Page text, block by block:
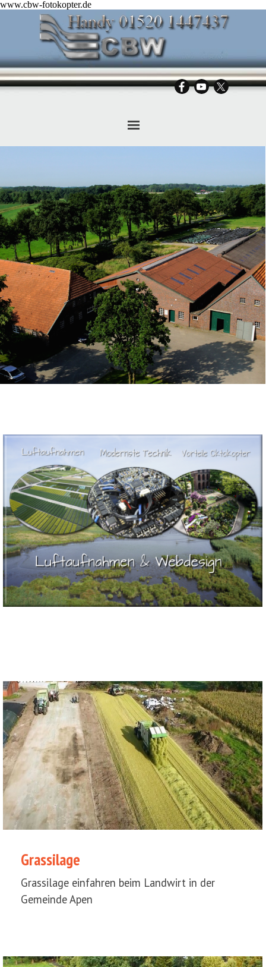
www.cbw-fotokopter.de
Grassilage
Grassilage einfahren beim Landwirt in der
Gemeinde Apen